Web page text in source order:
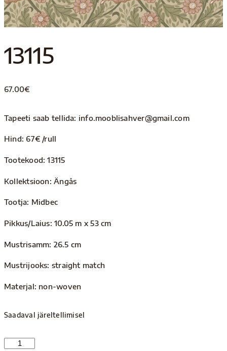
13115
67.00€
Tapeeti saab tellida: info.mooblisahver@gmail.com
Hind: 67€ /rull
Tootekood: 13115
Kollektsioon: Ängås
Tootja: Midbec
Pikkus/Laius: 10.05 m x 53 cm
Mustrisamm: 26.5 cm
Mustrijooks: straight match
Materjal: non-woven
Saadaval järeltellimisel
13115